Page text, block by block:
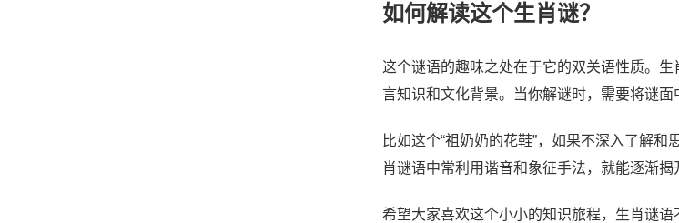
如何解读这个生肖谜？
这个谜语的趣味之处在于它的双关语性质。
言知识和文化背景。当你解谜时，需要将谜
比如这个“祖奶奶的花鞋”，如果不深入了解
肖谜语中常利用谐音和象征手法，就能逐渐揭
希望大家喜欢这个小小的知识旅程，生肖谜